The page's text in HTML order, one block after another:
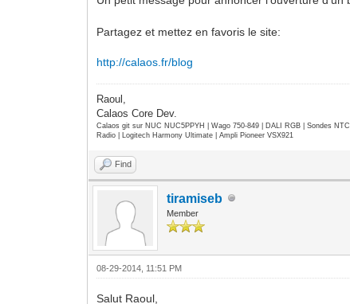
Partagez et mettez en favoris le site:
http://calaos.fr/blog
Raoul,
Calaos Core Dev.
Calaos git sur NUC NUC5PPYH | Wago 750-849 | DALI RGB | Sondes
Radio | Logitech Harmony Ultimate | Ampli Pioneer VSX921
Find
tiramiseb
Member
08-29-2014, 11:51 PM
Salut Raoul,